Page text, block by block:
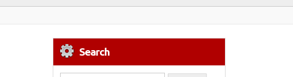
Search